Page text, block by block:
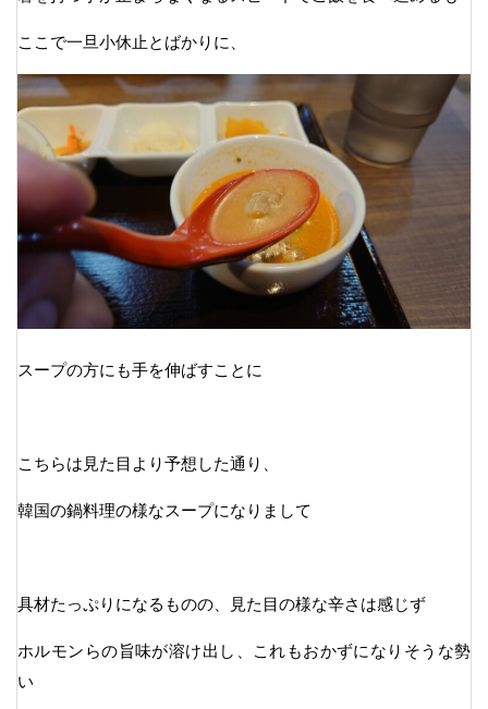
ここで一旦小休止とばかりに、
スープの方にも手を伸ばすことに
こちらは見た目より予想した通り、
韓国の鍋料理の様なスープになりまして
具材たっぷりになるものの、見た目の様な辛さは感じず
ホルモンらの旨味が溶け出し、これもおかずになりそうな勢
い